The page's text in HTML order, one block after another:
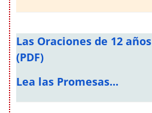
Las Oraciones de 12
(PDF)
Lea las Promesas...